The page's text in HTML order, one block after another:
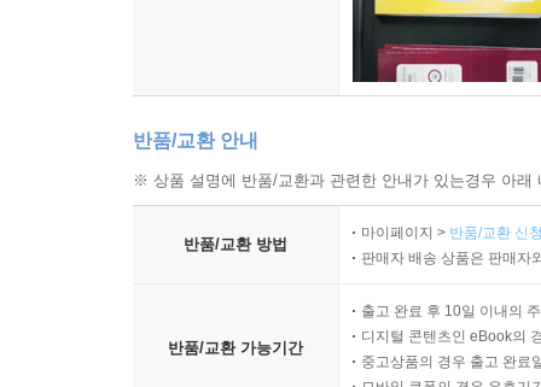
반품/교환 안내
※ 상품 설명에 반품/교환과 관련한 안내가 있는경우 아
반품/교환 방법
마이페이지 > 반품/교환 신
판매자 배송 상품은 판매자
반품/교환 가능기간
출고 완료 후 10일 이내의
디지털 콘텐츠인 eBook의
중고상품의 경우 출고 완료